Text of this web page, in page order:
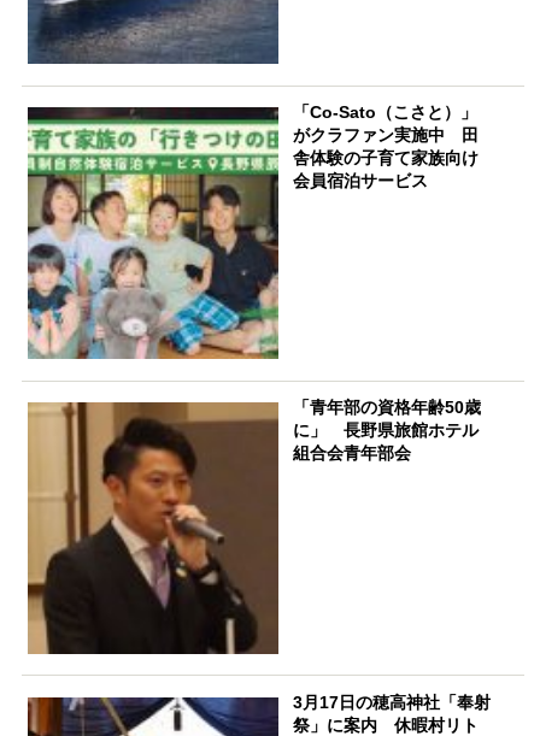
「Co-Sato（こさと）」
がクラファン実施中 田
舎体験の子育て家族向け
会員宿泊サービス
「青年部の資格年齢50歳
に」 長野県旅館ホテル
組合会青年部会
3月17日の穂高神社「奉射
祭」に案内 休暇村リト